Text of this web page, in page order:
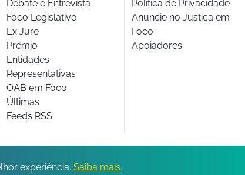
Debate e Entrevista
Foco Legislativo
Ex Jure
Prêmio
Entidades
Representativas
OAB em Foco
Últimas
Feeds RSS
Politica de Privacidade
Anuncie no Justiça em
Foco
Apoiadores
experiência. Saiba mais.